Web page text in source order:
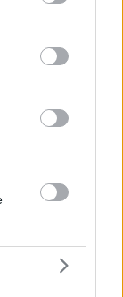
tags to
below Google
που
κάθε
μετά
διαφάνεια
μέσα
οι ψηφιακές